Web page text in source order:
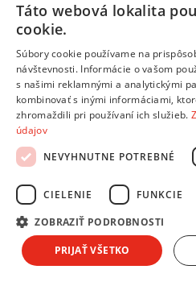
Copyright © 2026 AndreaShop.sk.
RIESENIA.com
Táto stránka je chránená pomocou
Pravidlá ochrany osobných údajov
Zmluvné podmienky
Obnoviť stránku
Vyber si splátky podľa seba
Ako funguje nákup na splátky
Táto webová lokalita
cookie.
Súbory cookie používame na
návštevnosti. Informácie o vašom
s našimi reklamnými a analytickými
kombinovať s inými informáciami,
zhromaždili pri používaní ich služieb.
údajov
NEVYHNUTNE POTREBNÉ
CIELENIE FUNKCIE
ZOBRAZIŤ PODROBNOSTI
PRIJAŤ VŠETKO